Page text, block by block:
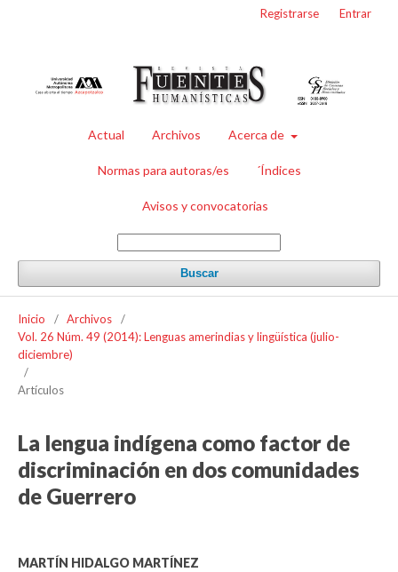
Actual Archivos Acerca de
Normas para autoras/es ´Índices
Avisos y convocatorias
Buscar
Registrarse Entrar
Inicio / Archivos
/
Vol. 26 Núm. 49 (2014): Lenguas amerindias y lingüística (julio-
diciembre)
/
Artículos
La lengua indígena como factor de
discriminación en dos comunidades
de Guerrero
MARTÍN HIDALGO MARTÍNEZ